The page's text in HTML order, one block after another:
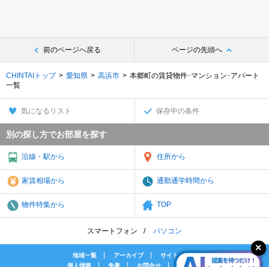
前のページへ戻る ページの先頭へ
CHINTAIトップ 愛知県 高浜市
本郷町の賃貸物件･マンション･アパート
一覧
気になるリスト 保存中の条件
別の探し方でお部屋を探す
沿線・駅から 住所から
家賃相場から 通勤通学時間から
物件特集から TOP
スマートフォン パソコン
地域一覧 アーカイブ
サイトマップ
個人情報
免責 お問合せ 会社案内